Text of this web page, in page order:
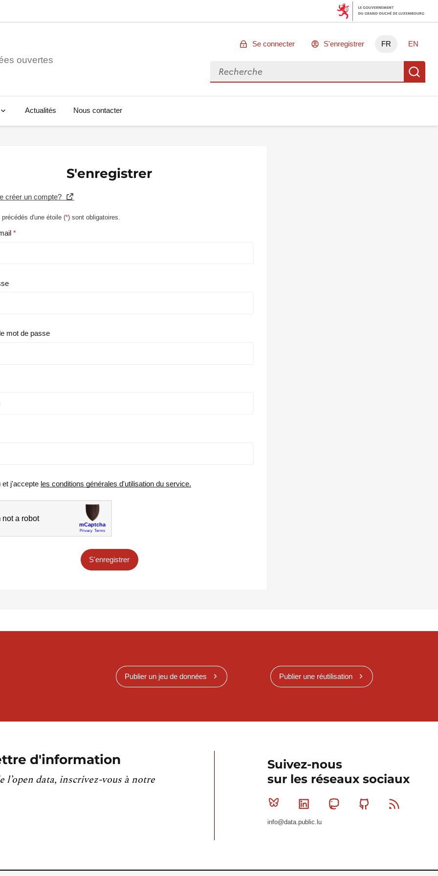
ouvertes
Se connecter S'enregistrer FR EN
Rechercher des données
Actualités Nous contacter
S'enregistrer
créer un compte?
d'une étoile (*) sont obligatoires.
mot de passe
et j'accepte les conditions générales d'utilisation du service.
S'enregistrer
Publier un jeu de données Publier une réutilisation
d'information
l’open data, inscrivez-vous à notre
Suivez-nous
sur les réseaux sociaux
Bluesky Linkedin MastodonGithub
info@data.public.lu